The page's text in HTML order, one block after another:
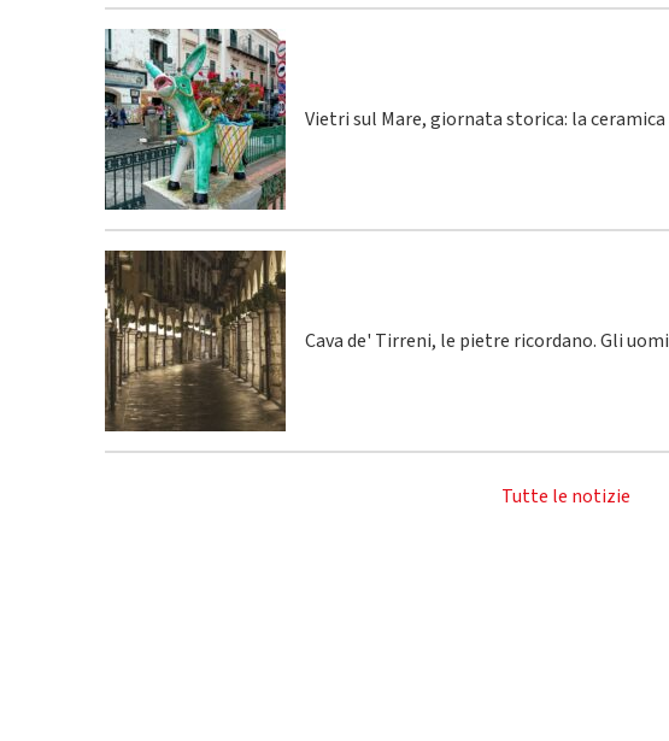
Vietri sul Mare, giornata storica: la
Cava de' Tirreni, le pietre ricordano. Gli
Tutte le notizie